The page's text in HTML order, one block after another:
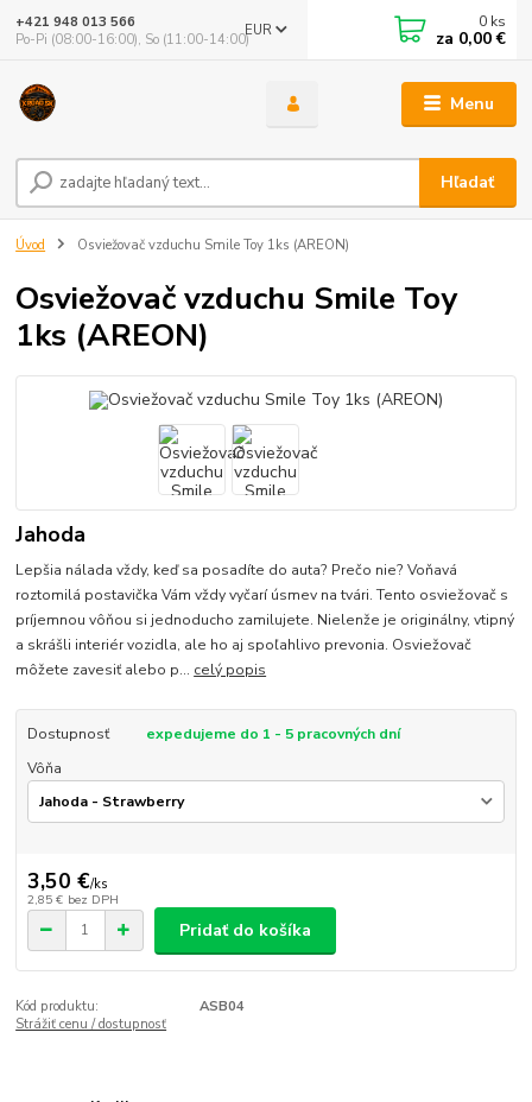
Menu
EUR
Hľadať
+421 948 013 566
Po-Pi (08:00-16:00), So (11:00-14:00)
0 ks
za 0,00 €
Úvod Osviežovač vzduchu Smile Toy 1ks (AREON)
Osviežovač vzduchu Smile Toy
1ks (AREON)
Jahoda
Lepšia nálada vždy, keď sa posadíte do auta? Prečo nie? Voňavá
roztomilá postavička Vám vždy vyčarí úsmev na tvári. Tento osviežovač s
príjemnou vôňou si jednoducho zamilujete. Nielenže je originálny, vtipný
a skrášli interiér vozidla, ale ho aj spoľahlivo prevonia. Osviežovač
môžete zavesiť alebo p... celý popis
Dostupnosť
expedujeme do 1 - 5 pracovných dní
Vôňa
3,50 €/ks
2,85 € bez DPH
Pridať do košíka
Kód produktu:
ASB04
Strážiť cenu / dostupnosť